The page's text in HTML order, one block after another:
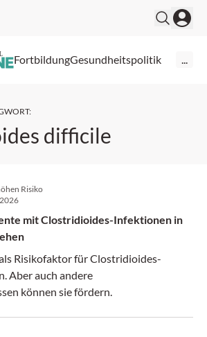
FortbildungGesundheitspolitik ...
:
difficile
Risiko
mit Clostridioides-Infektionen in
Risikofaktor für Clostridioides-
Aber auch andere
können sie fördern.